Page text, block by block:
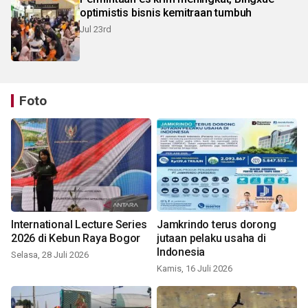
optimistis bisnis kemitraan tumbuh
Jul 23rd
Foto
International Lecture Series
2026 di Kebun Raya Bogor
Selasa, 28 Juli 2026
Jamkrindo terus dorong
jutaan pelaku usaha di
Indonesia
Kamis, 16 Juli 2026